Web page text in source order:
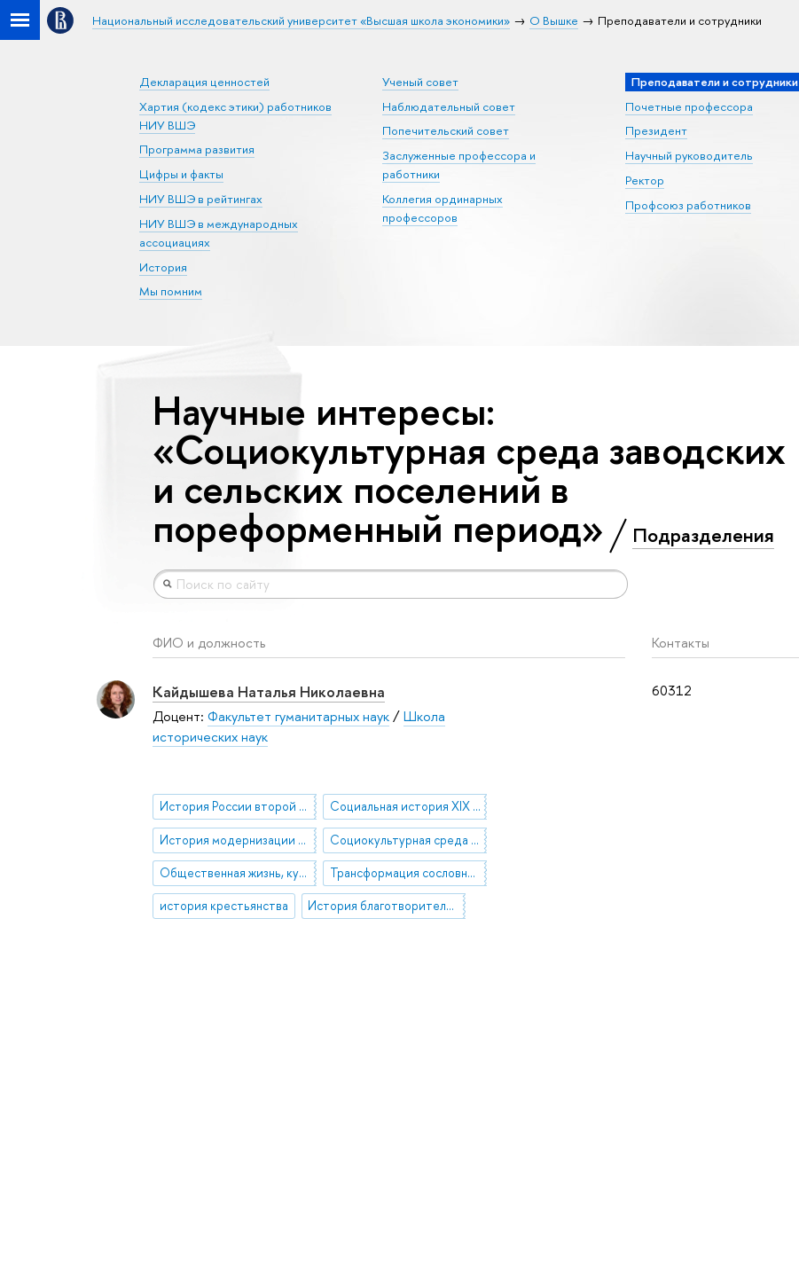
Национальный исследовательский университет «Высшая школа экономики» О Вышке Преподаватели и сотрудники
Декларация ценностей
Хартия (кодекс этики) работников
НИУ ВШЭ
Программа развития
Цифры и факты
НИУ ВШЭ в рейтингах
НИУ ВШЭ в международных
ассоциациях
История
Мы помним
Ученый совет
Наблюдательный совет
Попечительский совет
Заслуженные профессора и
работники
Коллегия ординарных
профессоров
Преподаватели и сотрудники
Почетные профессора
Президент
Научный руководитель
Ректор
Профсоюз работников
Научные интересы:
«Социокультурная среда заводских
и сельских поселений в
пореформенный период» Подразделения
ФИО и должность Контакты
60312
Кайдышева Наталья Николаевна
Доцент: Факультет гуманитарных наук/Школа
исторических наук
История России второй половины XIX - начала XX в. Социальная история XIX - XX вв.
История модернизации в позднеимперской России Социокультурная среда заводских и сельских поселений в пореформенный период
Общественная жизнь, культурные и повседневные практики населения пореформенной России Трансформация сословной структуры российского общества в пореформенный период
история крестьянства История благотворительности